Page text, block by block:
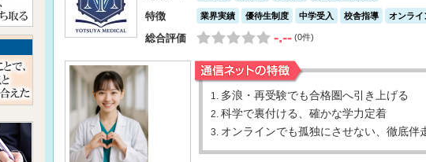
特徴 業界実績 優待生制度 中学受入 校舎指導 オンライ
総合評価 -.-- (0件)
1. 多浪・再受験でも合格圏へ引き上げる
2. 科学で裏付ける、確かな学力定着
3. オンラインでも孤独にさせない、徹底伴